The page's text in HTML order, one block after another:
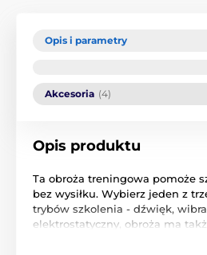
Opis i parametry
Akcesoria (4)
Opis produktu
Ta obroża treningowa pomoże
bez wysiłku. Wybierz jeden z
trybów szkolenia - dźwięk,
elektrostatyczny, obroża ma